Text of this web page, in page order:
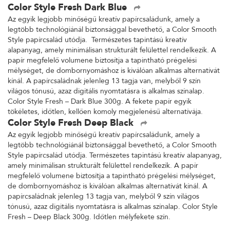
Color Style Fresh Dark Blue
Az egyik legjobb minőségű kreatív papírcsaládunk, amely a
legtöbb technológiánál biztonsággal bevethető, a Color Smooth
Style papírcsalád utódja. Természetes tapintású kreatív
alapanyag, amely minimálisan strukturált felülettel rendelkezik. A
papír megfelelő volumene biztosítja a tapintható prégelési
mélységet, de dombornyomáshoz is kiválóan alkalmas alternatívát
kínál. A papírcsaládnak jelenleg 13 tagja van, melyből 9 szín
világos tónusú, azaz digitális nyomtatásra is alkalmas színalap.
Color Style Fresh – Dark Blue 300g. A fekete papír egyik
tökéletes, időtlen, kellően komoly megjelenésű alternatívája.
Color Style Fresh Deep Black
Az egyik legjobb minőségű kreatív papírcsaládunk, amely a
legtöbb technológiánál biztonsággal bevethető, a Color Smooth
Style papírcsalád utódja. Természetes tapintású kreatív alapanyag,
amely minimálisan strukturált felülettel rendelkezik. A papír
megfelelő volumene biztosítja a tapintható prégelési mélységet,
de dombornyomáshoz is kiválóan alkalmas alternatívát kínál. A
papírcsaládnak jelenleg 13 tagja van, melyből 9 szín világos
tónusú, azaz digitális nyomtatásra is alkalmas színalap. Color Style
Fresh – Deep Black 300g. Időtlen mélyfekete szín.